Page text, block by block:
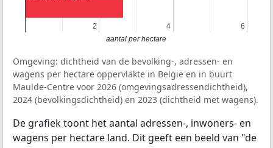
2
2 4
4 6
6
aantal per hectare
Omgeving: dichtheid van de bevolking-, adressen- en
wagens per hectare oppervlakte in België en in buurt
Maulde-Centre voor 2026 (omgevingsadressendichtheid),
2024 (bevolkingsdichtheid) en 2023 (dichtheid met wagens).
De grafiek toont het aantal adressen-, inwoners- en
wagens per hectare land. Dit geeft een beeld van "de